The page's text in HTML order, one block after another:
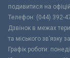
подивитися на
Телефон: (044) 392-
Дзвінок в межах
та міського зв’язку
Графік роботи: